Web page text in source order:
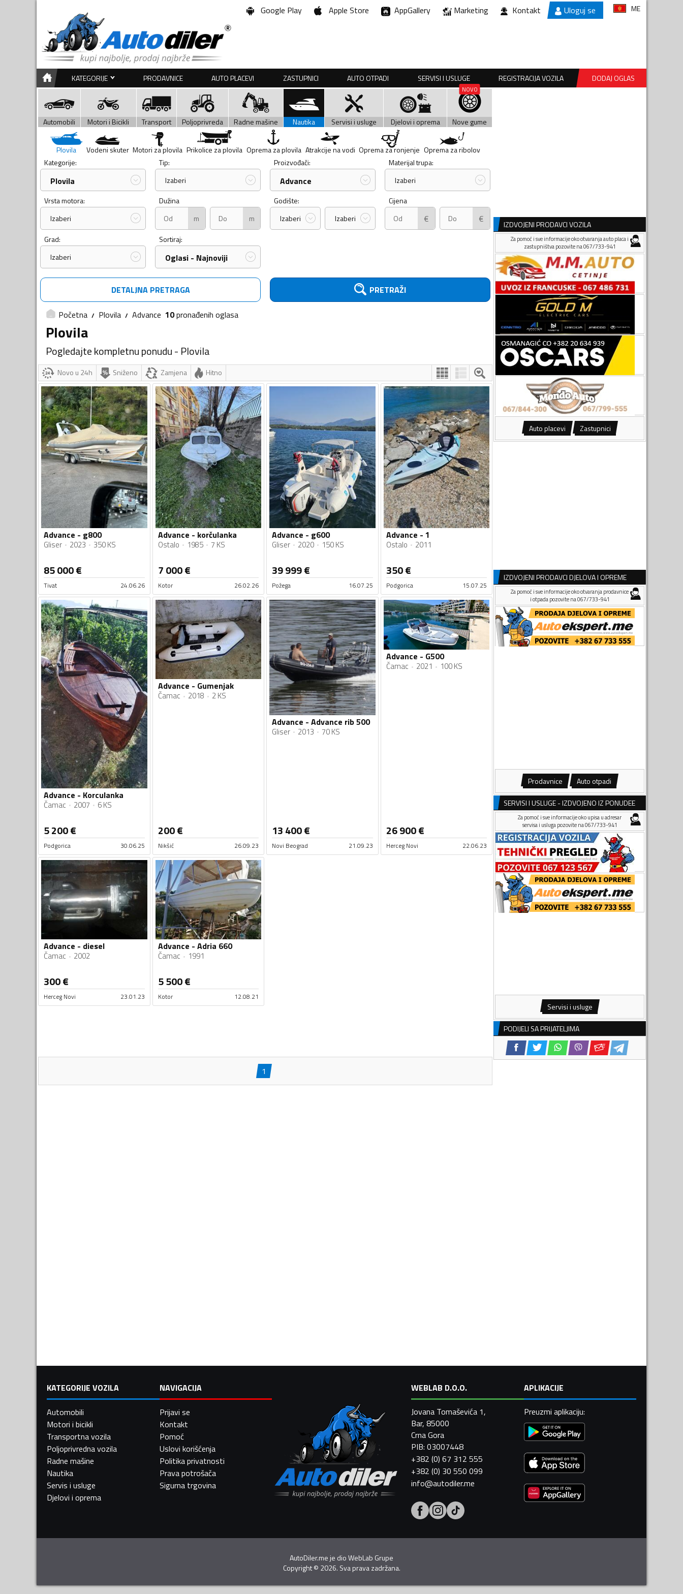
Google Play Apple Store AppGallery Marketing Kontakt Uloguj se ME
KATEGORIJE PRODAVNICE AUTO PLACEVI ZASTUPNICI AUTO OTPADI SERVISI I USLUGE REGISTRACIJA VOZILA DODAJ OGLAS
Automobili Motori i Bicikli Transport Poljoprivreda Radne mašine Nautika Servisi i usluge Djelovi i oprema Nove gume
Plovila Vodeni skuter Motori za plovila Prikolice za plovila Oprema za plovila Atrakcije na vodi Oprema za ronjenje Oprema za ribolov
Kategorije:
Plovila
Tip:
Izaberi
Proizvođači:
Advance
Materijal trupa:
Izaberi
Vrsta motora:
Izaberi
Dužina
m
m
Godište:
Izaberi
Izaberi
Cijena
€ €
Grad:
Izaberi
Sortiraj:
Oglasi - Najnoviji
DETALJNA PRETRAGA PRETRAŽI
Početna Plovila Advance 10pronađenih oglasa
Plovila
Pogledajte kompletnu ponudu - Plovila
Novo u 24h Sniženo Zamjena Hitno
Advance - g800
Gliser 2023 350 KS
85 000€
Tivat 24.06.26
Advance - korčulanka
Ostalo 1985 7 KS
7 000€
Kotor 26.02.26
Advance - g600
Gliser 2020 150 KS
39 999€
Požega 16.07.25
Advance - 1
Ostalo 2011
350€
Podgorica 15.07.25
Advance - Korculanka
Čamac 2007 6 KS
5 200€
Podgorica 30.06.25
Advance - Gumenjak
Čamac 2018 2 KS
200€
Nikšić 26.09.23
Advance - Advance rib 500
Gliser 2013 70 KS
13 400€
Novi Beograd 21.09.23
Advance - G500
Čamac 2021 100 KS
26 900€
Herceg Novi 22.06.23
Advance - diesel
Čamac 2002
300€
Herceg Novi 23.01.23
Advance - Adria 660
Čamac 1991
5 500€
Kotor 12.08.21
1
IZDVOJENI PRODAVCI VOZILA
Za pomoć i sve informacije oko otvaranja auto placa i
zastupništva pozovite na 067/733-941
Auto placevi Zastupnici
IZDVOJENI PRODAVCI DJELOVA I OPREME
Za pomoć i sve informacije oko otvaranja prodavnice
i otpada pozovite na 067/733-941
Prodavnice Auto otpadi
SERVISI I USLUGE - IZDVOJENO IZ PONUDEE
Za pomoć i sve informacije oko upisa u adresar
servisa i usluga pozovite na 067/733-941
Servisi i usluge
PODIJELI SA PRIJATELJIMA
KATEGORIJE VOZILA
Automobili
Motori i bicikli
Transportna vozila
Poljoprivredna vozila
Radne mašine
Nautika
Servis i usluge
Djelovi i oprema
NAVIGACIJA
Prijavi se
Kontakt
Pomoć
Uslovi korišćenja
Politika privatnosti
Prava potrošača
Sigurna trgovina
WEBLAB D.O.O.
Jovana Tomaševića 1,
Bar, 85000
Crna Gora
PIB: 03007448
+382 (0) 67 312 555
+382 (0) 30 550 099
info@autodiler.me
APLIKACIJE
Preuzmi aplikaciju:
AutoDiler.me je dioWebLab Grupe
Copyright© 2026. Sva prava zadržana.